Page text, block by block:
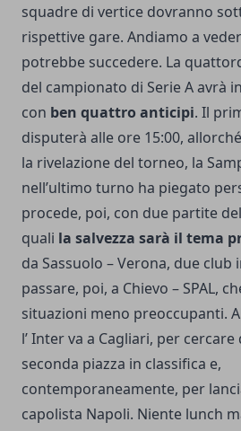
squadre di vertice dovranno
rispettive gare. Andiamo a
potrebbe succedere. La
del campionato di Serie A avrà
con ben quattro anticipi. Il
disputerà alle ore 15:00,
la rivelazione del torneo, la
nell’ultimo turno ha piegato
procede, poi, con due partite
quali la salvezza sarà il tema
da Sassuolo – Verona, due club
passare, poi, a Chievo – SPAL,
situazioni meno preoccupanti.
l’ Inter va a Cagliari, per
seconda piazza in classifica e,
contemporaneamente, per
capolista Napoli. Niente lunch